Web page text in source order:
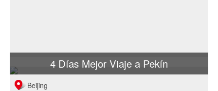
4 Días Mejor Viaje a Pekín
Beijing